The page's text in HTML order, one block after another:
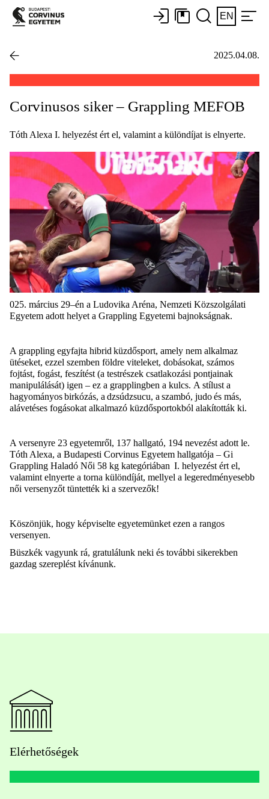
EN
2025.04.08.
Corvinusos siker – Grappling MEFOB
Tóth Alexa I. helyezést ért el, valamint a különdíjat is elnyerte.
025. március 29–én a Ludovika Aréna, Nemzeti Közszolgálati
Egyetem adott helyet a Grappling Egyetemi bajnokságnak.
A grappling egyfajta hibrid küzdősport, amely nem alkalmaz
ütéseket, ezzel szemben földre viteleket, dobásokat, számos
fojtást, fogást, feszítést (a testrészek csatlakozási pontjainak
manipulálását) igen – ez a grapplingben a kulcs. A stílust a
hagyományos birkózás, a dzsúdzsucu, a szambó, judo és más,
alávetéses fogásokat alkalmazó küzdősportokból alakították ki.
A versenyre 23 egyetemről, 137 hallgató, 194 nevezést adott le.
Tóth Alexa, a Budapesti Corvinus Egyetem hallgatója – Gi
Grappling Haladó Női 58 kg kategóriában I. helyezést ért el,
valamint elnyerte a torna különdíját, mellyel a legeredményesebb
női versenyzőt tüntették ki a szervezők!
Köszönjük, hogy képviselte egyetemünket ezen a rangos
versenyen.
Büszkék vagyunk rá, gratulálunk neki és további sikerekben
gazdag szereplést kívánunk.
Elérhetőségek